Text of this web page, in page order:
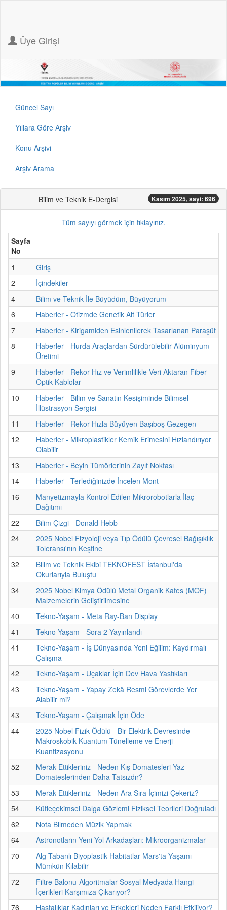
Üye Girişi
Güncel Sayı
Yıllara Göre Arşiv
Konu Arşivi
Arşiv Arama
Bilim ve Teknik E-Dergisi Kasım 2025, sayi: 696
Tüm sayıyı görmek için tıklayınız.
Sayfa
No
1
Giriş
2
İçindekiler
4
Bilim ve Teknik İle Büyüdüm, Büyüyorum
6
Haberler - Otizmde Genetik Alt Türler
7
Haberler - Kirigamiden Esinlenilerek Tasarlanan Paraşüt
8
Haberler - Hurda Araçlardan Sürdürülebilir Alüminyum
Üretimi
9
Haberler - Rekor Hız ve Verimlilikle Veri Aktaran Fiber
Optik Kablolar
10
Haberler - Bilim ve Sanatın Kesişiminde Bilimsel
İllüstrasyon Sergisi
11
Haberler - Rekor Hızla Büyüyen Başıboş Gezegen
12
Haberler - Mikroplastikler Kemik Erimesini Hızlandırıyor
Olabilir
13
Haberler - Beyin Tümörlerinin Zayıf Noktası
14
Haberler - Terlediğinizde İncelen Mont
16
Manyetizmayla Kontrol Edilen Mikrorobotlarla İlaç
Dağıtımı
22
Bilim Çizgi - Donald Hebb
24
2025 Nobel Fizyoloji veya Tıp Ödülü Çevresel Bağışıklık
Toleransı'nın Keşfine
32
Bilim ve Teknik Ekibi TEKNOFEST İstanbul'da
Okurlarıyla Buluştu
34
2025 Nobel Kimya Ödülü Metal Organik Kafes (MOF)
Malzemelerin Geliştirilmesine
40
Tekno-Yaşam - Meta Ray-Ban Display
41
Tekno-Yaşam - Sora 2 Yayınlandı
41
Tekno-Yaşam - İş Dünyasında Yeni Eğilim: Kaydırmalı
Çalışma
42
Tekno-Yaşam - Uçaklar İçin Dev Hava Yastıkları
43
Tekno-Yaşam - Yapay Zekâ Resmi Görevlerde Yer
Alabilir mi?
43
Tekno-Yaşam - Çalışmak İçin Öde
44
2025 Nobel Fizik Ödülü - Bir Elektrik Devresinde
Makroskobik Kuantum Tünelleme ve Enerji
Kuantizasyonu
52
Merak Ettikleriniz - Neden Kış Domatesleri Yaz
Domateslerinden Daha Tatsızdır?
53
Merak Ettikleriniz - Neden Ara Sıra İçimizi Çekeriz?
54
Kütleçekimsel Dalga Gözlemi Fiziksel Teorileri Doğruladı
62
Nota Bilmeden Müzik Yapmak
64
Astronotların Yeni Yol Arkadaşları: Mikroorganizmalar
70
Alg Tabanlı Biyoplastik Habitatlar Mars'ta Yaşamı
Mümkün Kılabilir
72
Filtre Balonu-Algoritmalar Sosyal Medyada Hangi
İçerikleri Karşımıza Çıkarıyor?
76
Hastalıklar Kadınları ve Erkekleri Neden Farklı Etkiliyor?